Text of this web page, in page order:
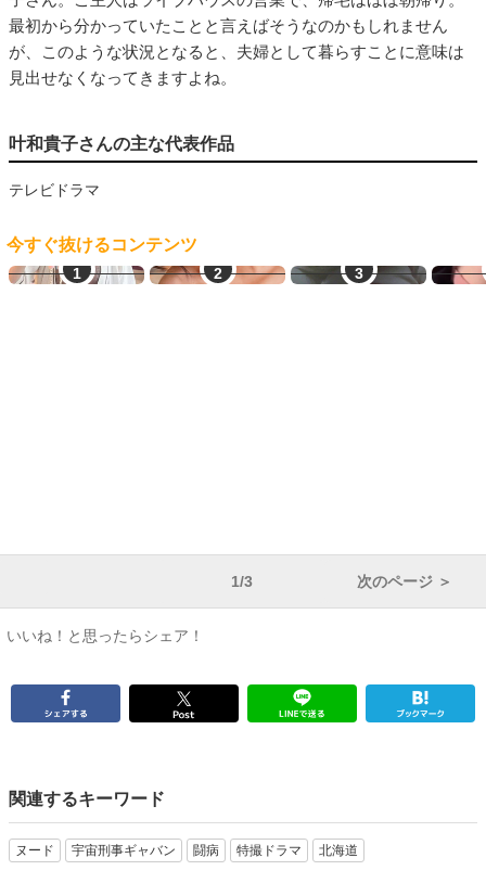
最初から分かっていたことと言えばそうなのかもしれません
が、このような状況となると、夫婦として暮らすことに意味は
見出せなくなってきますよね。
叶和貴子さんの主な代表作品
テレビドラマ
今すぐ抜けるコンテンツ
見せ合い希望 学生とヤレる 生オナ配信 生
1/3 次のページ ＞
いいね！と思ったらシェア！
関連するキーワード
ヌード 宇宙刑事ギャバン 闘病 特撮ドラマ 北海道